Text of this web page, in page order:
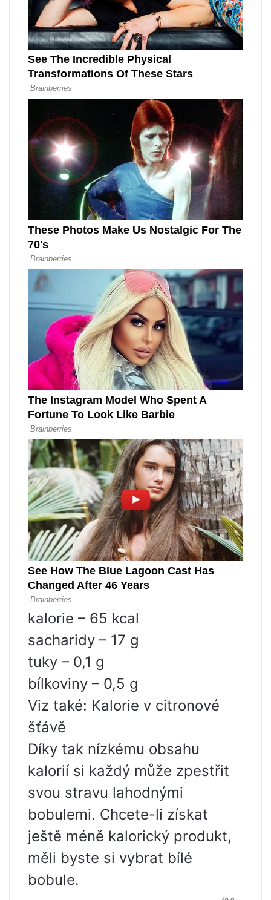
kalorie – 65 kcal
sacharidy – 17 g
tuky – 0,1 g
bílkoviny – 0,5 g
Viz také: Kalorie v citronové
šťávě
Díky tak nízkému obsahu
kalorií si každý může zpestřit
svou stravu lahodnými
bobulemi. Chcete-li získat
ještě méně kalorický produkt,
měli byste si vybrat bílé
bobule.